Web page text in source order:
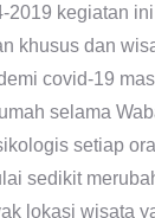
2019 kegiatan
khusus dan
covid-19
selama
setiap
sedikit
lokasi wisata